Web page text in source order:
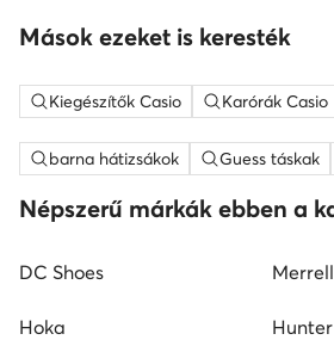
Mások ezeket is keresték
Kiegészítők Casio Karórák Casio
barna hátizsákok Guess táskak
Népszerű márkák ebben a
DC Shoes Merrell
Hoka Hunter